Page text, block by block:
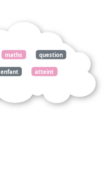
maths question
enfant atteint